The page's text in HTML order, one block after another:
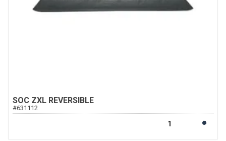
SOC ZXL REVERSIBLE
#631112